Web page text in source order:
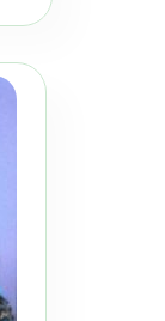
(On
of